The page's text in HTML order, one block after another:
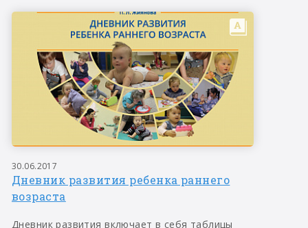
30.06.2017
Дневник развития ребенка раннего
возраста
Дневник развития включает в себя таблицы